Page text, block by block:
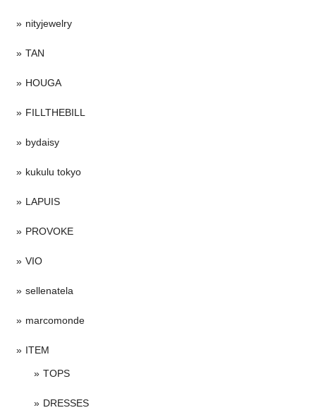
nityjewelry
TAN
HOUGA
FILLTHEBILL
bydaisy
kukulu tokyo
LAPUIS
PROVOKE
VIO
sellenatela
marcomonde
ITEM
TOPS
DRESSES